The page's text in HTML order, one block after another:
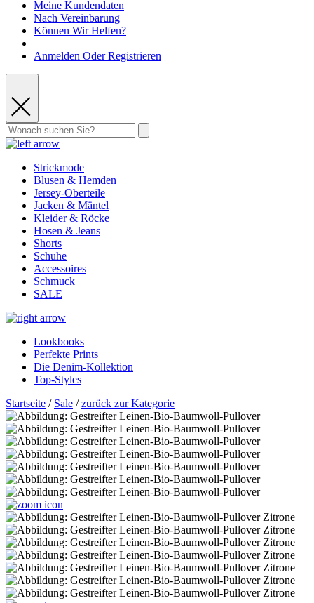
Meine Kundendaten
Nach Vereinbarung
Können Wir Helfen?
Anmelden Oder Registrieren
Strickmode
Blusen & Hemden
Jersey-Oberteile
Jacken & Mäntel
Kleider & Röcke
Hosen & Jeans
Shorts
Schuhe
Accessoires
Schmuck
SALE
Lookbooks
Perfekte Prints
Die Denim-Kollektion
Top-Styles
Startseite / Sale /zurück zur Kategorie